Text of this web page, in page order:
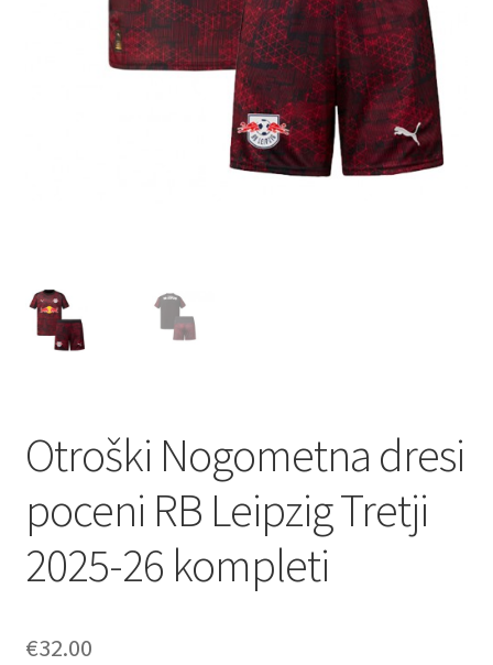
Otroški Nogometna dresi
poceni RB Leipzig Tretji
2025-26 kompleti
€32.00